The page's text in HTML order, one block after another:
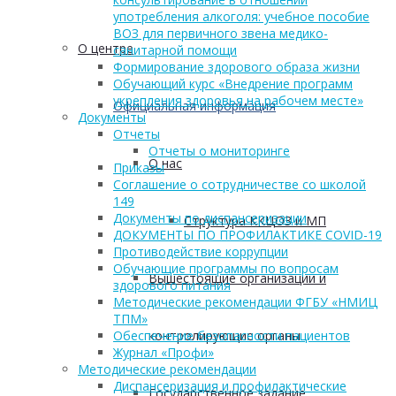
О центре
Официальная информация
О нас
Структура ККЦОЗ и МП
Вышестоящие организации и
контролирующие органы
употребления алкоголя: учебное пособие
ВОЗ для первичного звена медико-
санитарной помощи
Формирование здорового образа жизни
Обучающий курс «Внедрение программ
укрепления здоровья на рабочем месте»
Документы
Отчеты
Отчеты о мониторинге
Приказы
Соглашение о сотрудничестве со школой
149
Документы по диспансеризации
ДОКУМЕНТЫ ПО ПРОФИЛАКТИКЕ COVID-19
Противодействие коррупции
Обучающие программы по вопросам
здорового питания
Методические рекомендации ФГБУ «НМИЦ
ТПМ»
Обеспечение безопасности пациентов
Журнал «Профи»
Методические рекомендации
Диспансеризация и профилактические